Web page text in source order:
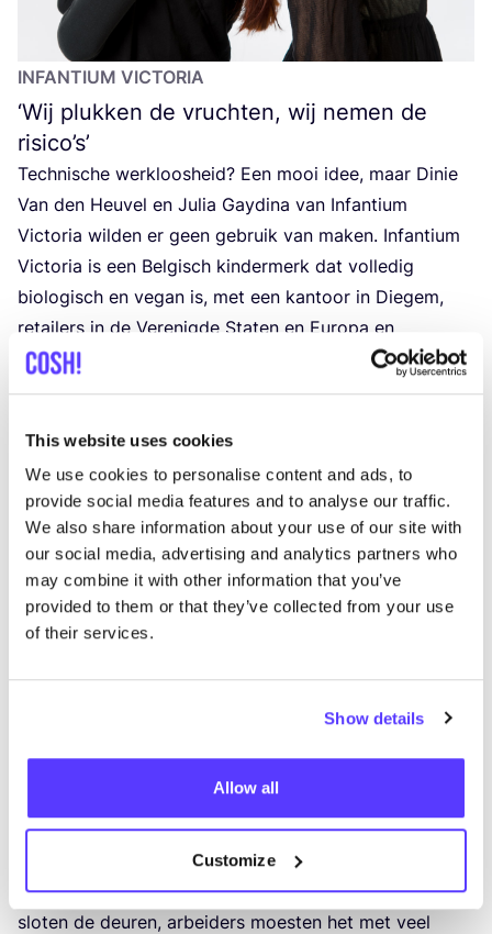
This website uses cookies
We use cookies to personalise content and ads, to
provide social media features and to analyse our traffic.
We also share information about your use of our site with
our social media, advertising and analytics partners who
may combine it with other information that you’ve
provided to them or that they’ve collected from your use
of their services.
Show details
Allow all
Customize
INFAN­TI­UM VICTORIA
‘Wij plukken de vruchten, wij nemen de
risico’s’
Tech­ni­sche werk­loos­heid? Een mooi idee, maar Dinie
Van den Heu­vel en Julia Gay­di­na van Infan­ti­um
Vic­to­ria wil­den er geen gebruik van maken. Infan­ti­um
Vic­to­ria is een Bel­gisch kin­der­merk dat vol­le­dig
bio­lo­gisch en vegan is, met een kan­toor in Die­gem,
retai­lers in de Ver­e­nig­de Sta­ten en Euro­pa en
fabrie­ken in India, Duits­land en Por­tu­gal.
We heb­ben
vrij snel beslo­tenalle Bel­gi­sche werk­ne­mers in dienst
goe­de tij­den pluk­ken wij als zaak­voer­ders de vruch­ten
van men­sen in dienst te heb­ben,als het moei­lij­ker gaat
moe­ten we hen bescher­men en zelf het risi­co nemen
Julia en Dinie voel­den de impact van coro­na al op een
trip naar India begin febru­a­ri. Taxi’s wei­ger­den hen
mee te nemen, men­sen rea­geer­den ang­stig omdat ze
uit Euro­pa komen. Een
onmid­del­lijk om ons Bel­gisch team van thuis te laten
Dit was eind febru­a­ri, dus nog
voor de offi­ci­ë­le Bel­gi­sche coro­na maat­re­ge­len. Door
zo snel te rea­ge­ren, kon­den we alles op punt stellen.”
Op bevel van de over­heid slo­ten fabrie­ken in India
slo­ten de deu­ren, arbei­ders moesten het met veel